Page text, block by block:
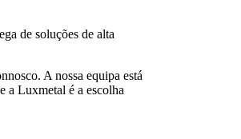
de soluções de alta
A nossa equipa está
a Luxmetal é a escolha